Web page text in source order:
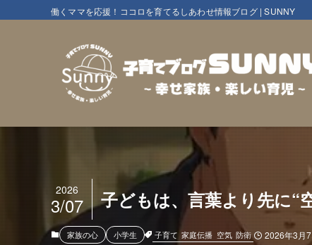
働くママを応援！ココロを育てるしあわせ情報ブログ | SUNNY
子どもは、言葉より先に“
2026
3/07
家族の心 小学生 子育て 家庭伝播 空気 防衛 2026年3月